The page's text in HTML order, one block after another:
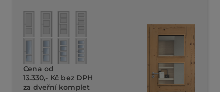
je flexibilní pro různorodé interiérové styly.
Cena od
13.330,- Kč bez DPH
za dveřní komplet